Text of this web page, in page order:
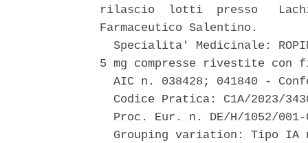
rilascio  lotti  presso
Farmaceutico Salentino.
Specialita' Medicinale:
5 mg compresse rivestite con
AIC n. 038428; 041840 -
Codice Pratica: C1A/2023/
Proc. Eur. n. DE/H/1052/
Grouping variation: Tipo IA